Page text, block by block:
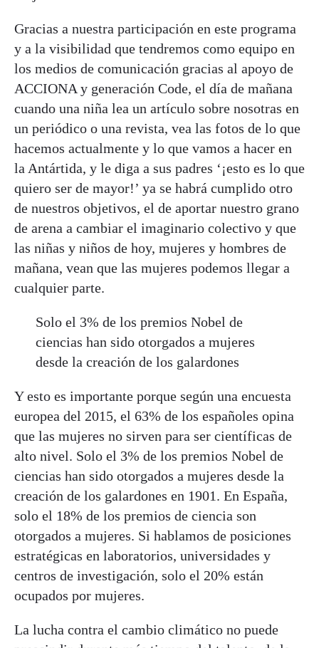
Gracias a nuestra participación en este programa
y a la visibilidad que tendremos como equipo en
los medios de comunicación gracias al apoyo de
ACCIONA y generación Code, el día de mañana
cuando una niña lea un artículo sobre nosotras en
un periódico o una revista, vea las fotos de lo que
hacemos actualmente y lo que vamos a hacer en
la Antártida, y le diga a sus padres ‘¡esto es lo que
quiero ser de mayor!’ ya se habrá cumplido otro
de nuestros objetivos, el de aportar nuestro grano
de arena a cambiar el imaginario colectivo y que
las niñas y niños de hoy, mujeres y hombres de
mañana, vean que las mujeres podemos llegar a
cualquier parte.
Solo el 3% de los premios Nobel de
ciencias han sido otorgados a mujeres
desde la creación de los galardones
Y esto es importante porque según una encuesta
europea del 2015, el 63% de los españoles opina
que las mujeres no sirven para ser científicas de
alto nivel. Solo el 3% de los premios Nobel de
ciencias han sido otorgados a mujeres desde la
creación de los galardones en 1901. En España,
solo el 18% de los premios de ciencia son
otorgados a mujeres. Si hablamos de posiciones
estratégicas en laboratorios, universidades y
centros de investigación, solo el 20% están
ocupados por mujeres.
La lucha contra el cambio climático no puede